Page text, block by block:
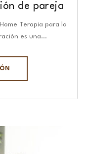
de pareja
Terapia para la
es una…